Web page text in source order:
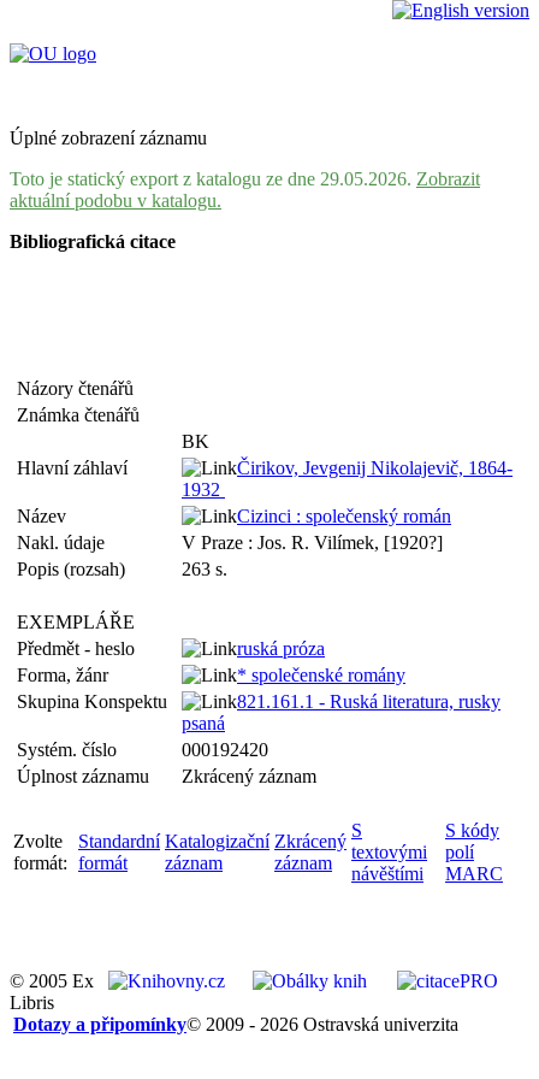
Úplné zobrazení záznamu
Toto je statický export z katalogu ze dne 29.05.2026. Zobrazit
aktuální podobu v katalogu.
Bibliografická citace
Názory čtenářů
Známka čtenářů
BK
Hlavní záhlaví
Čirikov, Jevgenij Nikolajevič, 1864-
1932
Název
Cizinci : společenský román
Nakl. údaje
V Praze : Jos. R. Vilímek, [1920?]
Popis (rozsah)
263 s.
EXEMPLÁŘE
Předmět - heslo
ruská próza
Forma, žánr
* společenské romány
Skupina Konspektu
821.161.1 - Ruská literatura, rusky
psaná
Systém. číslo
000192420
Úplnost záznamu
Zkrácený záznam
Zvolte
formát:
Standardní
formát
Katalogizační
záznam
Zkrácený
záznam
S
textovými
návěštími
S kódy
polí
MARC
© 2005 Ex
Libris
© 2009 - 2026 Ostravská univerzita
Dotazy a připomínky